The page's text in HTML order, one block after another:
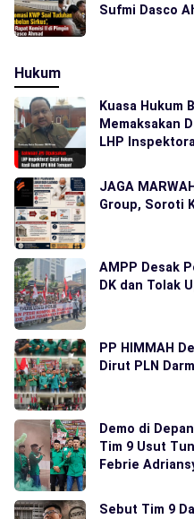
Sufmi Dasco
Hukum
Kuasa Hukum
Memaksakan
LHP
JAGA
Group, Soroti
AMPP Desak
DK dan Tolak
PP HIMMAH
Dirut PLN
Demo di
Tim 9 Usut
Febrie
Sebut Tim 9